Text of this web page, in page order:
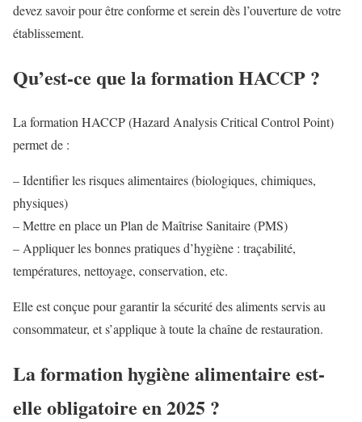
devez savoir pour être conforme et serein dès l’ouverture de votre
établissement.
Qu’est-ce que la formation HACCP ?
La formation HACCP (Hazard Analysis Critical Control Point)
permet de :
– Identifier les risques alimentaires (biologiques, chimiques,
physiques)
– Mettre en place un Plan de Maîtrise Sanitaire (PMS)
– Appliquer les bonnes pratiques d’hygiène : traçabilité,
températures, nettoyage, conservation, etc.
Elle est conçue pour garantir la sécurité des aliments servis au
consommateur, et s’applique à toute la chaîne de restauration.
La formation hygiène alimentaire est-
elle obligatoire en 2025 ?